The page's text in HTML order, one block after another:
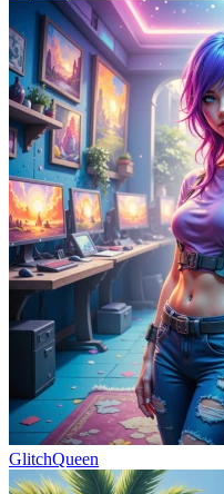
GlitchQueen